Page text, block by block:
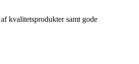
kvalitetsprodukter samt gode